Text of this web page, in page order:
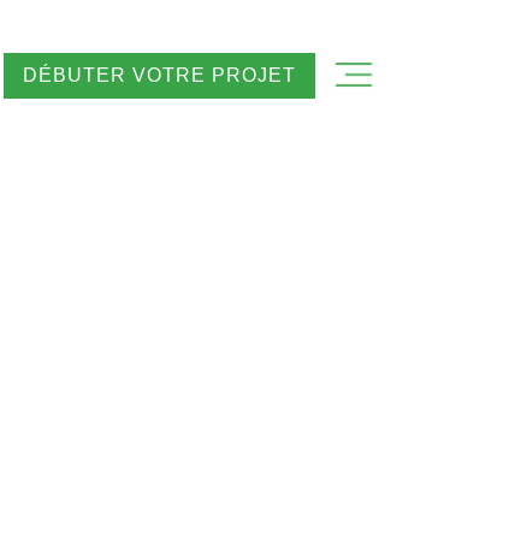
DÉBUTER VOTRE PROJET